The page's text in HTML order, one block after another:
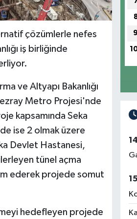
çözümlerle nefes
iş birliğinde
ve Altyapı Bakanlığı
Metro Projesi'nde
kapsamında Seka
ise 2 olmak üzere
Devlet Hastanesi,
tünel açma
ederek projede somut
hedefleyen projede